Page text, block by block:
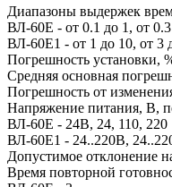
Диапазоны выдержек
ВЛ-60Е - от 0.1 до 1, от
ВЛ-60Е1 - от 1 до 10, от 3
Погрешность установки,
Средняя основная
Погрешность от
Напряжение питания, В,
ВЛ-60Е - 24В, 24, 110, 220
ВЛ-60Е1 - 24..220В,
Допустимое отклонение
Время повторной